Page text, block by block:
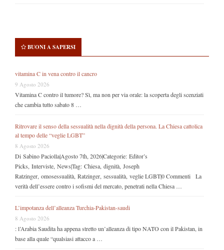
BUONI A SAPERSI
vitamina C in vena contro il cancro
9 Agosto 2026
Vitamina C contro il tumore? Sì, ma non per via orale: la scoperta degli scenziati
che cambia tutto sabato 8 …
Ritrovare il senso della sessualità nella dignità della persona. La Chiesa cattolica
al tempo delle “veglie LGBT”
8 Agosto 2026
Di Sabino Paciolla|Agosto 7th, 2026|Categorie: Editor’s
Picks, Interviste, News|Tag: Chiesa, dignità, Joseph
Ratzinger, omosessualità, Ratzinger, sessualità, veglie LGBT|0 Commenti La
verità dell’essere contro i sofismi del mercato, penetrati nella Chiesa …
L’impotanza dell’alleanza Turchia-Pakistan-saudi
8 Agosto 2026
: l’Arabia Saudita ha appena stretto un’alleanza di tipo NATO con il Pakistan, in
base alla quale “qualsiasi attacco a …